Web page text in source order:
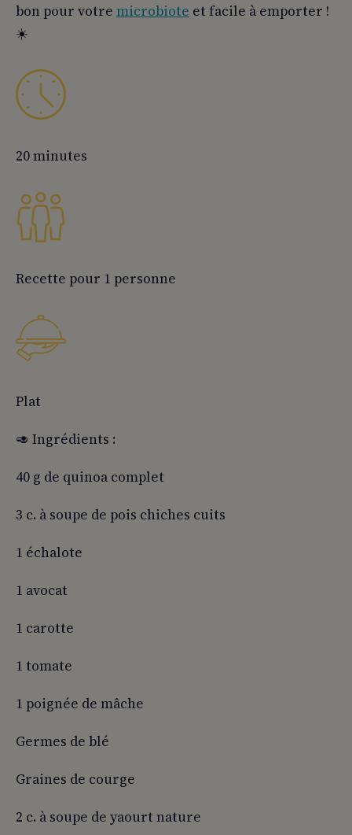
bon pour votre microbiote et facile à emporter !
☀️​
20 minutes
Recette pour 1 personne
Plat
🥑 Ingrédients :
40 g de quinoa complet
3 c. à soupe de pois chiches cuits
1 échalote
1 avocat
1 carotte
1 tomate
1 poignée de mâche
Germes de blé
Graines de courge
2 c. à soupe de yaourt nature